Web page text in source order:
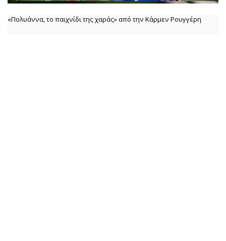
«Πολυάννα, το παιχνίδι της χαράς» από την Κάρμεν Ρουγγέρη